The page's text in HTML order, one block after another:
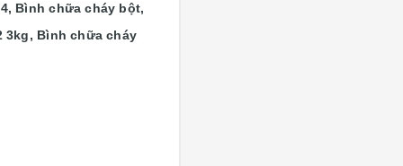
Bình chữa cháy bột,
3kg, Bình chữa cháy